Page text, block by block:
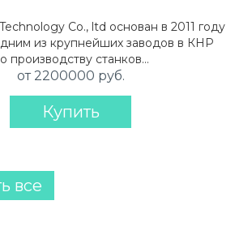
Co., ltd основан в 2011 году
из крупнейших заводов в КНР
производству станков…
от 2200000 руб.
Купить
все